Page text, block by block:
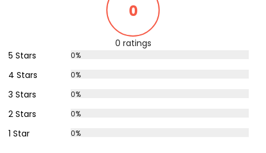
0
0 ratings
5 Stars
0%
4 Stars 0%
3 Stars 0%
2 Stars 0%
1 Star 0%